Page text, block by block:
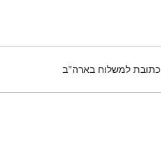
כתובת למשלוח בארה"ב